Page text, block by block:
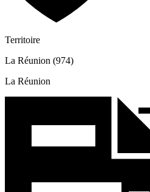
Territoire
La Réunion (974)
La Réunion